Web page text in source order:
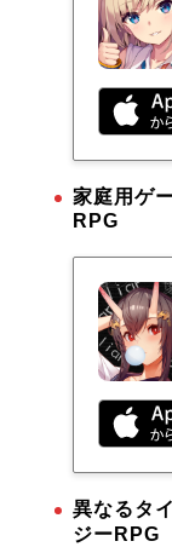
家庭用ゲ
RPG
異なるタ
ジーRPG